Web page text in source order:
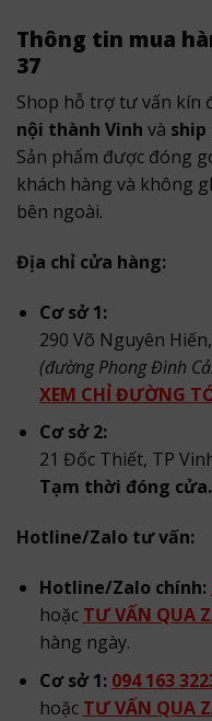
Thông tin mua
37
Shop hỗ trợ tư vấn kín
nội thành Vinh và
Sản phẩm được đóng
khách hàng và không
bên ngoài.
Địa chỉ cửa hàng:
Cơ sở 1:
290 Võ Nguyên
(đường Phong Đình
XEM CHỈ ĐƯỜNG
Cơ sở 2:
21 Đốc Thiết, TP
Tạm thời đóng cửa.
Hotline/Zalo tư vấn:
Hotline/Zalo chính:
hoặc TƯ VẤN QUA
hàng ngày.
Cơ sở 1: 094 163
hoặc TƯ VẤN QUA